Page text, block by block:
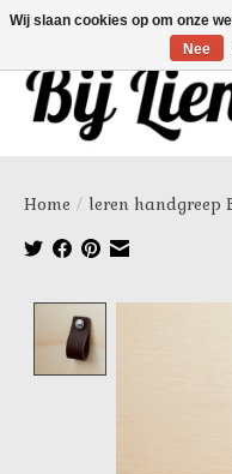
Home / leren handgreep
Wij slaan cookies op om onze
Nee